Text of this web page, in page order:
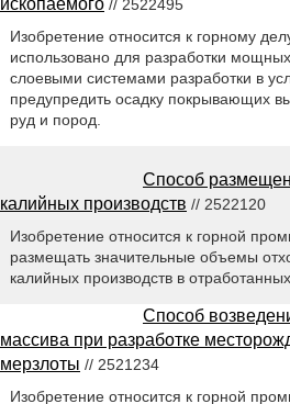
// 2522495
Изобретение относится к горному
использовано для разработки
слоевыми системами разработки в
предупредить осадку покрывающих
руд и пород.
Способ
калийных производств // 2522120
Изобретение относится к горной
размещать значительные объемы
калийных производств в
Способ
массива при разработке
мерзлоты // 2521234
Изобретение относится к горной